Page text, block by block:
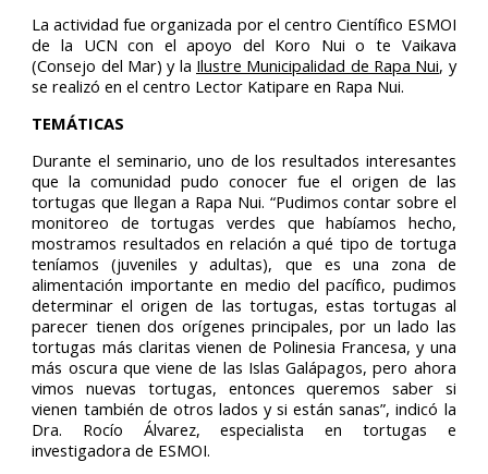
La actividad fue organizada por el centro Científico ESMOI
de la UCN con el apoyo del Koro Nui o te Vaikava
(Consejo del Mar) y la Ilustre Municipalidad de Rapa Nui, y
se realizó en el centro Lector Katipare en Rapa Nui.
TEMÁTICAS
Durante el seminario, uno de los resultados interesantes
que la comunidad pudo conocer fue el origen de las
tortugas que llegan a Rapa Nui. “Pudimos contar sobre el
monitoreo de tortugas verdes que habíamos hecho,
mostramos resultados en relación a qué tipo de tortuga
teníamos (juveniles y adultas), que es una zona de
alimentación importante en medio del pacífico, pudimos
determinar el origen de las tortugas, estas tortugas al
parecer tienen dos orígenes principales, por un lado las
tortugas más claritas vienen de Polinesia Francesa, y una
más oscura que viene de las Islas Galápagos, pero ahora
vimos nuevas tortugas, entonces queremos saber si
vienen también de otros lados y si están sanas”, indicó la
Dra. Rocío Álvarez, especialista en tortugas e
investigadora de ESMOI.